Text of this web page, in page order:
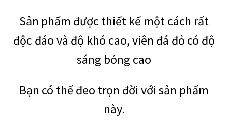
Sản phẩm được thiết kế một cách rất
độc đáo và độ khó cao, viên đá đỏ có độ
sáng bóng cao
Bạn có thể đeo trọn đời với sản phẩm
này.